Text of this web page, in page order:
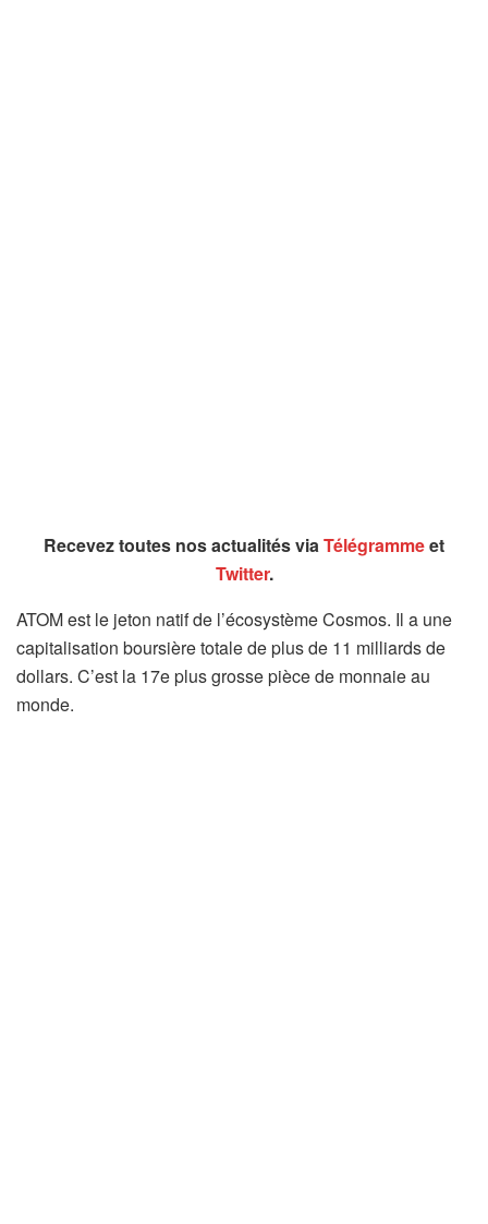
Recevez toutes nos actualités viaTélégrammeet
Twitter.
ATOM est le jeton natif de l’écosystème Cosmos. Il a une
capitalisation boursière totale de plus de 11 milliards de
dollars. C’est la 17e plus grosse pièce de monnaie au
monde.